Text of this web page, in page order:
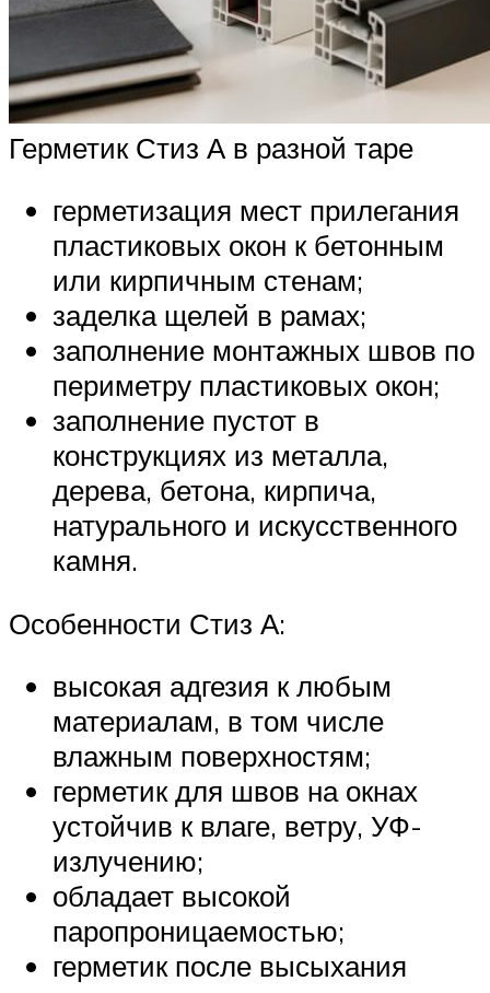
Герметик Стиз А в разной таре
герметизация мест прилегания
пластиковых окон к бетонным
или кирпичным стенам;
заделка щелей в рамах;
заполнение монтажных швов по
периметру пластиковых окон;
заполнение пустот в
конструкциях из металла,
дерева, бетона, кирпича,
натурального и искусственного
камня.
Особенности Стиз А:
высокая адгезия к любым
материалам, в том числе
влажным поверхностям;
герметик для швов на окнах
устойчив к влаге, ветру, УФ-
излучению;
обладает высокой
паропроницаемостью;
герметик после высыхания